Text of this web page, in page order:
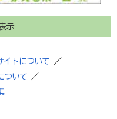
示
イトについて
／
ついて
／